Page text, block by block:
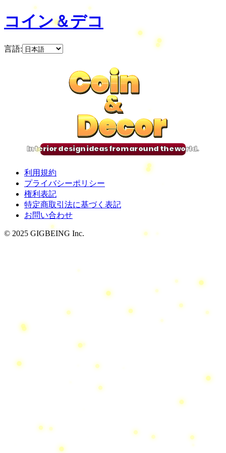
コイン＆デコ
言語:
Coin
&
Decor
Coin
&
Decor
Coin
&
Decor
Coin
&
Decor
Interior design ideas from around the world.
利用規約
プライバシーポリシー
権利表記
特定商取引法に基づく表記
お問い合わせ
© 2025 GIGBEING Inc.